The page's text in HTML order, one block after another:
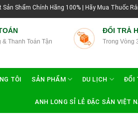
100% | Hãy Mua Thuốc Rắn Thái Lan Tại
& Thanh Toán Tận
ĐỔI TRẢ
Trong Vòng
TÔI SẢN PHẨM DU LỊCH ĐỔI
ANH LONG SỈ LẺ ĐẶC SẢN VIỆT